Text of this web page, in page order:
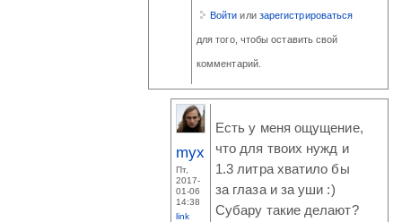
Войти или зарегистрироваться
для того, чтобы оставить свой
комментарий.
myx
Пт,
2017-
01-06
14:38
link
Есть у меня ощущение,
что для твоих нужд и
1.3 литра хватило бы
за глаза и за уши :)
Субару такие делают?